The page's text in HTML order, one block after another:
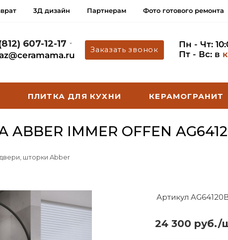
3Д дизайн Партнерам Фото готового ремонта
607-12-17
Заказать звонок
Пн - Чт:
Пт - Вс: в
ПЛИТКА ДЛЯ КУХНИ КЕРАМОГРАНИТ
IMMER OFFEN
шторки Abber
Артикул
24 300 руб./